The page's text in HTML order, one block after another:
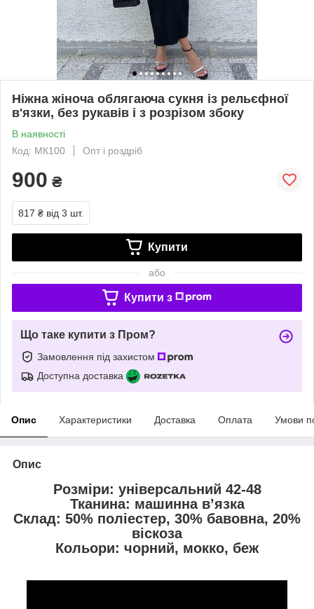
Ніжна жіноча облягаюча сукня із рельєфної
в'язки, без рукавів і з розрізом збоку
В наявності
Код: МК100
Опт і роздріб
900 ₴
817 ₴ від 3 шт.
Купити
або
Купити з
Що таке купити з Пром?
Замовлення під захистом
Доступна доставка
Опис Характеристики Доставка Оплата Умови
Опис
Розміри: універсальний 42-48
Тканина: машинна в’язка
Склад: 50% поліестер, 30% бавовна, 20%
віскоза
Кольори: чорний, мокко, беж